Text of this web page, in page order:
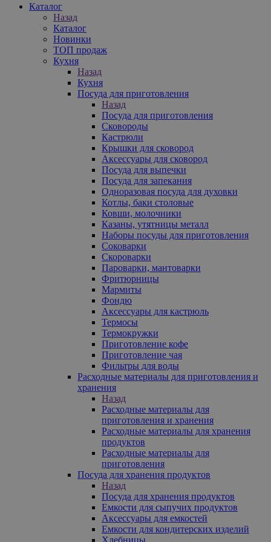
Каталог
Назад
Каталог
Новинки
ТОП продаж
Кухня
Назад
Кухня
Посуда для приготовления
Назад
Посуда для приготовления
Сковороды
Кастрюли
Крышки для сковород
Аксессуары для сковород
Посуда для выпечки
Посуда для запекания
Одноразовая посуда для духовки
Котлы, баки столовые
Ковши, молочники
Казаны, утятницы металл
Наборы посуды для приготовления
Соковарки
Скороварки
Пароварки, мантоварки
Фритюрницы
Мармиты
Фондю
Аксессуары для кастрюль
Термосы
Термокружки
Приготовление кофе
Приготовление чая
Фильтры для воды
Расходные материалы для приготовления и
хранения
Назад
Расходные материалы для
приготовления и хранения
Расходные материалы для хранения
продуктов
Расходные материалы для
приготовления
Посуда для хранения продуктов
Назад
Посуда для хранения продуктов
Емкости для сыпучих продуктов
Аксессуары для емкостей
Емкости для кондитерских изделий
Хлебницы